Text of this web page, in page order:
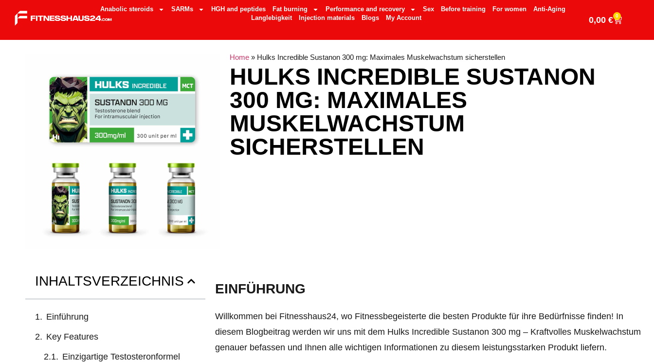
Anabolic steroids SARMs HGH and peptides Fat burning Performance and recovery Sex Before training For women
Anti-Aging
Langlebigkeit
Injection materials Blogs My Account 0,00 € 0
Home» Hulks Incredible Sustanon 300 mg: Maximales Muskelwachstum sicherstellen
HULKS INCREDIBLE SUSTANON
300 MG: MAXIMALES
MUSKELWACHSTUM
SICHERSTELLEN
INHALTSVERZEICHNIS
Einführung
Key Features
Einzigartige Testosteronformel
EINFÜHRUNG
Willkommen bei Fitnesshaus24, wo Fitnessbegeisterte die besten Produkte für ihre Bedürfnisse finden! In
diesem Blogbeitrag werden wir uns mit dem Hulks Incredible Sustanon 300 mg – Kraftvolles Muskelwachstum
genauer befassen und Ihnen alle wichtigen Informationen zu diesem leistungsstarken Produkt liefern.